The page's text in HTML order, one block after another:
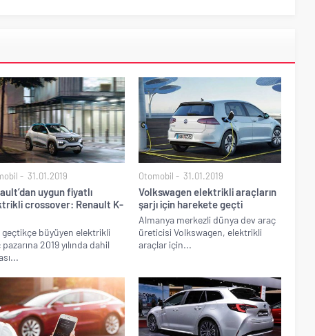
31.01.2019
uygun fiyatlı
crossover: Renault K-
geçtikçe büyüyen elektrikli
2019 yılında dahil
Otomobil 31.01.2019
Volkswagen elektrikli araçların
şarjı için harekete geçti
Almanya merkezli dünya dev araç
üreticisi Volkswagen, elektrikli
araçlar için...